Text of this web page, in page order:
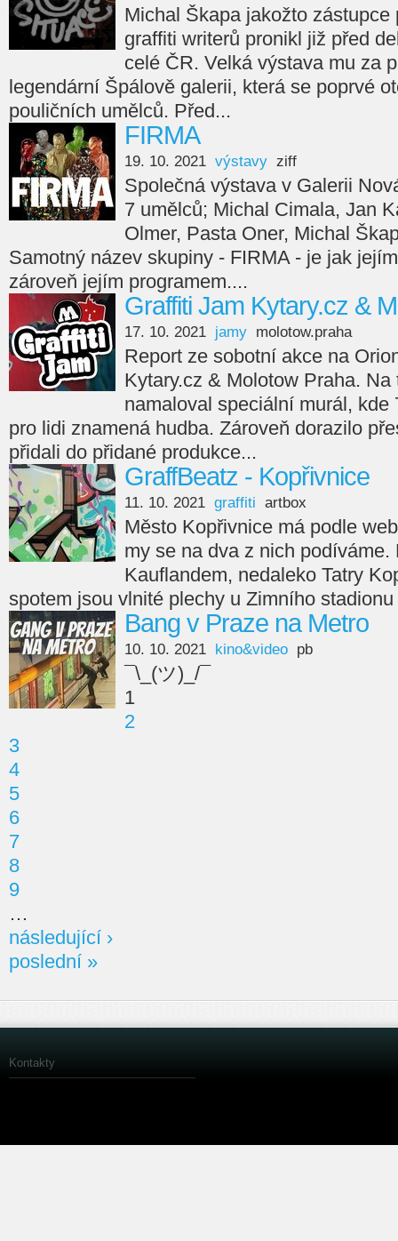
Michal Škapa jakožto
graffiti writerů pronikl již před
celé ČR. Velká výstava mu za
legendární Špálově galerii, která se poprvé
pouličních umělců. Před...
FIRMA
19. 10. 2021 výstavy ziff
Společná výstava v Galerii
7 umělců; Michal Cimala, Jan
Olmer, Pasta Oner, Michal
Samotný název skupiny - FIRMA - je jak
zároveň jejím programem....
Graffiti Jam Kytary.cz &
17. 10. 2021 jamy molotow.praha
Report ze sobotní akce na
Kytary.cz & Molotow Praha. Na
namaloval speciální murál, kde
pro lidi znamená hudba. Zároveň dorazilo
přidali do přidané produkce...
GraffBeatz - Kopřivnice
11. 10. 2021 graffiti artbox
Město Kopřivnice má podle
my se na dva z nich
Kauflandem, nedaleko Tatry
spotem jsou vlnité plechy u Zimního
Bang v Praze na Metro
10. 10. 2021 kino&video pb
¯\_(ツ)_/¯
1
2
3
4
5
6
7
8
9
…
následující ›
poslední »
Kontakty